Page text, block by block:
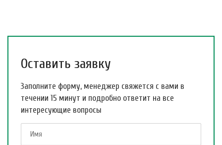
Оставить заявку
Заполните форму, менеджер свяжется с вами в
течении 15 минут и подробно ответит на все
интересующие вопросы